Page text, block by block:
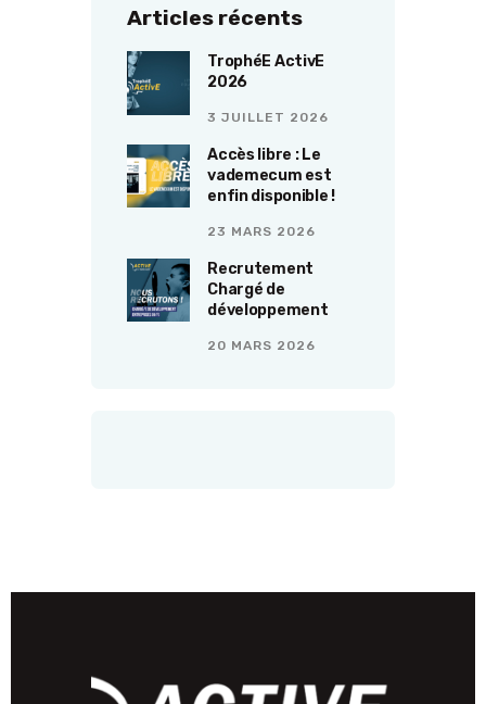
Articles récents
TrophéE ActivE
2026
3 JUILLET 2026
Accès libre : Le
vademecum est
enfin disponible !
23 MARS 2026
Recrutement
Chargé de
développement
20 MARS 2026